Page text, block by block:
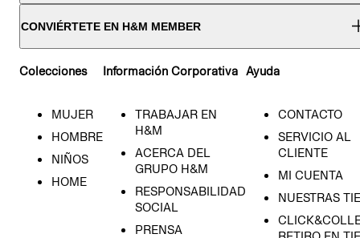
CONVIÉRTETE EN H&M MEMBER
Colecciones
MUJER
HOMBRE
NIÑOS
HOME
Información Corporativa
TRABAJAR EN
H&M
ACERCA DEL
GRUPO H&M
RESPONSABILIDAD
SOCIAL
PRENSA
Ayuda
CONTACTO
SERVICIO AL
CLIENTE
MI CUENTA
NUESTRAS